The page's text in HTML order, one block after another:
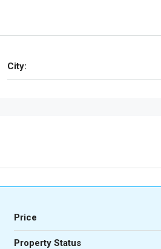
City:
Price
Property Status